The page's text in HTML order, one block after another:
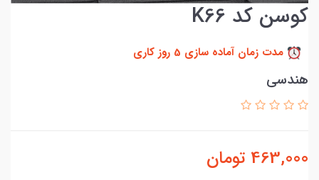
کوسن کد K66
مدت زمان آماده سازی 5 روز کاری
هندسی
463,000 تومان